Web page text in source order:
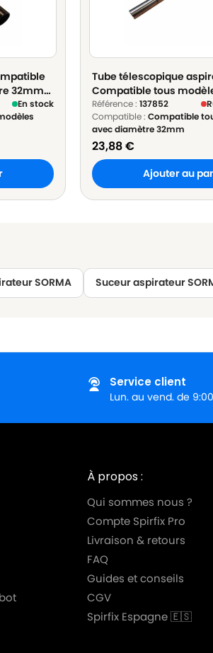
32mm
En stock
Tube télescopique
Compatible tous
diamètre 32mm en
32mm Longueur 60cm
Référence : 137852
Compatible : Compatible
avec diamètre 32mm
23,88€
Ajouter au
SORMA Suceur aspirateur
Service client
Lun. au vend. de
À propos :
Qui sommes nous ?
Compte Spirfix Pro
Livraison & retours
FAQ
Guides et conseils
CGV
Spirfix Espagne 🇪🇸